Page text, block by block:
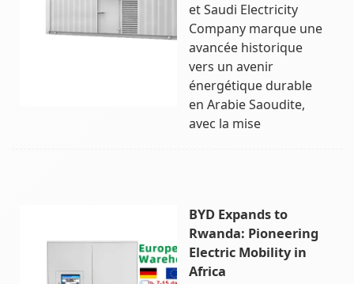
et Saudi Electricity
Company marque une
avancée historique
vers un avenir
énergétique durable
en Arabie Saoudite,
avec la mise
BYD Expands to
Rwanda: Pioneering
Electric Mobility in
Africa